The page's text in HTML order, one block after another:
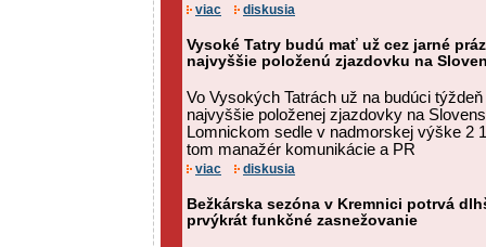
viac diskusia
Vysoké Tatry budú mať už cez jarné
najvyššie položenú zjazdovku na
Vo Vysokých Tatrách už na budúci
najvyššie položenej zjazdovky na
Lomnickom sedle v nadmorskej výške 2
tom manažér komunikácie a PR
viac diskusia
Bežkárska sezóna v Kremnici potrvá
prvýkrát funkčné zasnežovanie